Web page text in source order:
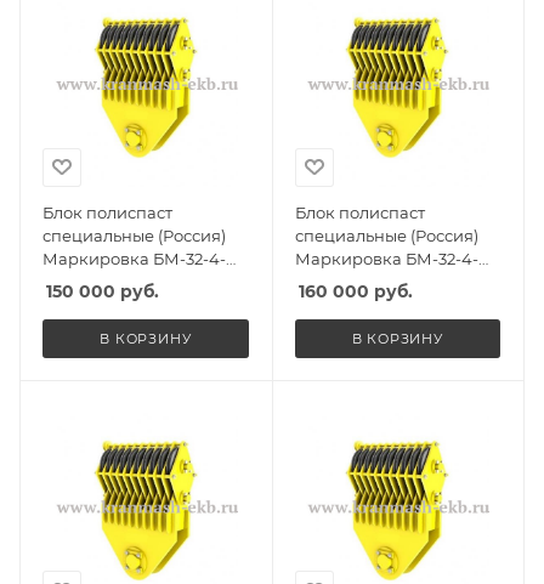
Блок полиспаст
специальные (Россия)
Маркировка БМ-32-4-
ПУ, Масса 300кг,
Количество роликов 4, Г/
п 26,5т
150 000 руб.
В КОРЗИНУ
Блок полиспаст
специальные (Россия)
Маркировка БМ-32-4-
СГО, Масса 310кг,
Количество роликов 4, Г/
п 26,5т
160 000 руб.
В КОРЗИНУ